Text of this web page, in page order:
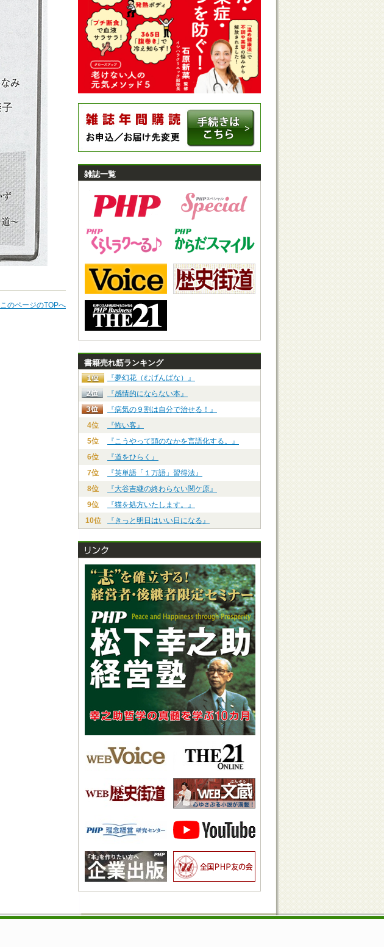
このページのTOPへ
雑誌一覧
書籍売れ筋ランキング
『夢幻花（むげんばな）』
『感情的にならない本』
『病気の９割は自分で治せる！』
4位
『怖い客』
5位
『こうやって頭のなかを言語化する。』
6位
『道をひらく』
7位
『英単語「１万語」習得法』
8位
『大谷吉継の終わらない関ケ原』
9位
『猫を処方いたします。』
10位
『きっと明日はいい日になる』